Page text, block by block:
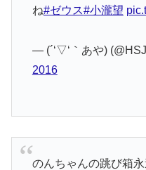
ね#ゼウス#小瀧望
— (´‘▽‘｀あや)
2016
のんちゃんの跳び箱